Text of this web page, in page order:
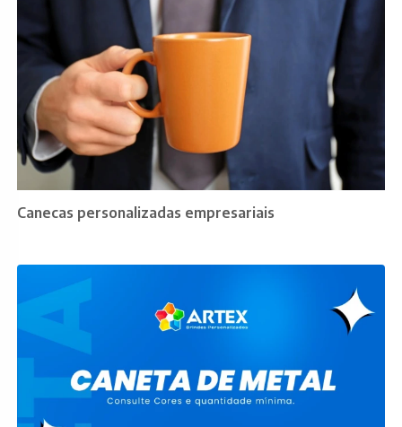
Canecas personalizadas empresariais